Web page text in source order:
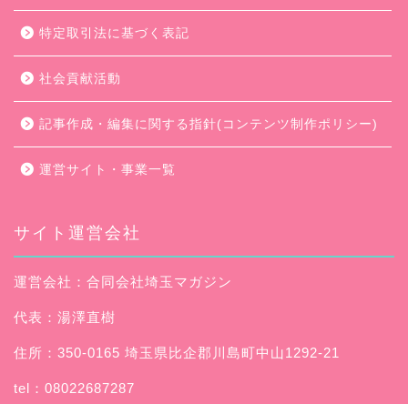
特定取引法に基づく表記
社会貢献活動
記事作成・編集に関する指針(コンテンツ制作ポリシー)
運営サイト・事業一覧
サイト運営会社
運営会社：合同会社埼玉マガジン
代表：湯澤直樹
住所：350-0165 埼玉県比企郡川島町中山1292-21
tel：08022687287